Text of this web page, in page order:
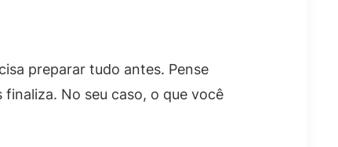
preparar tudo antes. Pense
No seu caso, o que você